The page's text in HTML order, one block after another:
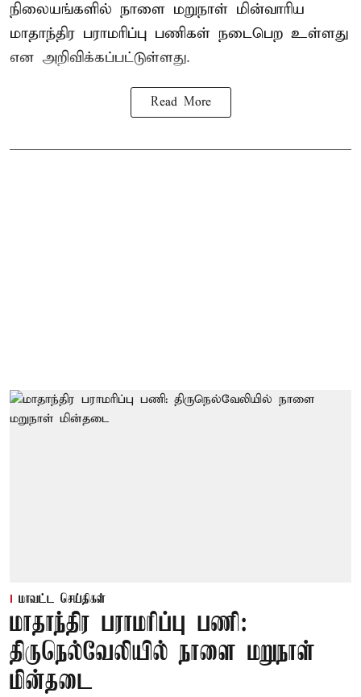
நிலையங்களில் நாளை மறுநாள் மின்வாரிய
மாதாந்திர பராமரிப்பு பணிகள் நடைபெற உள்ளது
என அறிவிக்கப்பட்டுள்ளது.
Read More
மாவட்ட செய்திகள்
மாதாந்திர பராமரிப்பு பணி:
திருநெல்வேலியில் நாளை மறுநாள்
மின்தடை